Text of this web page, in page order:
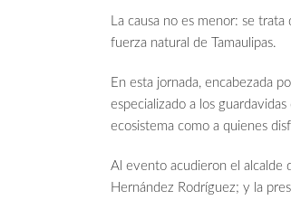
La causa no es menor: se
fuerza natural de Tamaulipas.
En esta jornada, encabezada
especializado a los
ecosistema como a quienes
Al evento acudieron el alcalde
Hernández Rodríguez; y la